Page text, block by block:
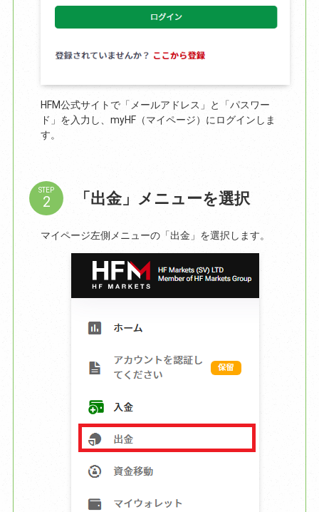
HFM公式サイトで「メールアドレス」と「パスワー
ド」を入力し、myHF（マイページ）にログインしま
す。
STEP 「出金」メニューを選択
マイページ左側メニューの「出金」を選択します。